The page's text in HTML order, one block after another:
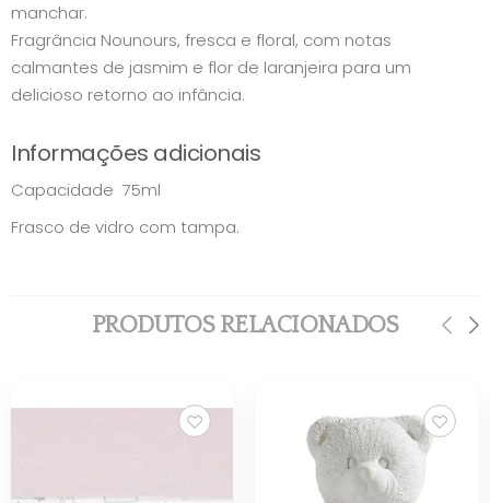
manchar.
Fragrância Nounours, fresca e floral, com notas
calmantes de jasmim e flor de laranjeira para um
delicioso retorno ao infância.
Informações adicionais
Capacidade 75ml
Frasco de vidro com tampa.
PRODUTOS RELACIONADOS